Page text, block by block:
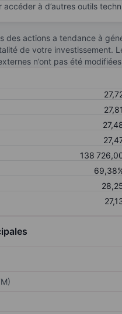
accéder à d’autres outils
des actions a tendance à
de votre investissement.
n’ont pas été
27,81
138